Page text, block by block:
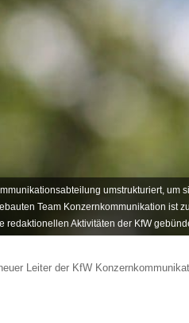
umstrukturiert,
Team Konzernkommunikation ist
Aktivitäten der KfW
Leiter der KfW